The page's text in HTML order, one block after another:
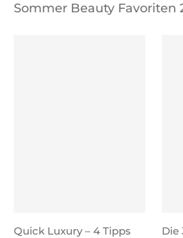
Sommer Beauty Favoriten
Quick Luxury – 4 Tipps
Die